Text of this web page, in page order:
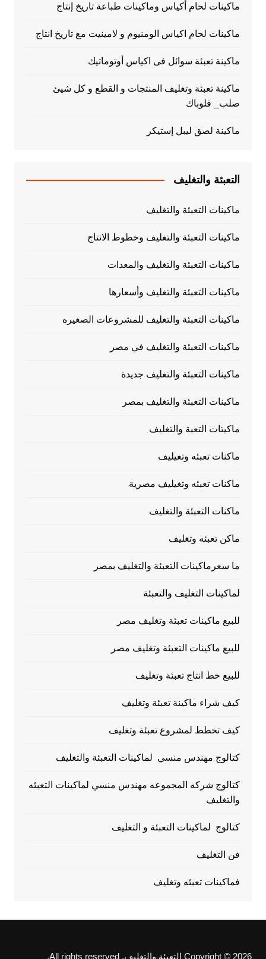
ماكينات لحام أكياس وماكينات طباعة تاريخ إنتاج
ماكينات لحام اكياس الومنيوم و لامينيت مع تاريخ انتاج
ماكينة تعبئة سوائل فى اكياس أوتوماتيك
ماكينة تعبئة وتغليف المنتجات و القطع و كل شيئ
صلب_ فلوباك
ماكينة لصق ليبل إستيكر
التعبئة والتغليف
ماكينات التعبئة والتغليف
ماكينات التعبئة والتغليف وخطوط الانتاج
ماكينات التعبئة والتغليف والمعدات
ماكينات التعبئة والتغليف وأسعارها
ماكينات التعبئة والتغليف للمشروعات الصغيره
ماكينات التعبئة والتغليف في مصر
ماكينات التعبئة والتغليف جديدة
ماكينات التعبئة والتغليف بمصر
ماكيتات التعبة والتغليف
ماكنات تعبئه وتغيليف
ماكنات تعبئه وتغيليف مصرية
ماكنات التعبئة والتغليف
ماكن تعبئه وتغليف
ما سعرماكينات التعبئة والتغليف بمصر
لماكينات التغليف والتعبئة
للبيع ماكينات تعبئة وتغليف مصر
للبيع ماكينات التعبئة وتغليف مصر
للبيع خط انتاج تعبئة وتغليف
كيف شراء ماكينة تعبئة وتغليف
كيف تخطط لمشروع تعبئة وتغليف
كتالوج مهندس منسي لماكينات التعبئة والتغليف
كتالوج شركه المجموعه مهندس منسي لماكينات التعبئه
والتغليف
كتالوج لماكينات التعبئة و التغليف
فن التغليف
فماكينات تعبئه وتغليف
Copyright © 2026 التعبئة والتغليف. All rights reserved.